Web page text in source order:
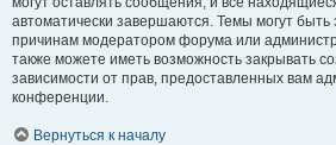
автоматически завершаются. Темы могут
причинам модератором форума или
также можете иметь возможность закрывать
зависимости от прав, предоставленных вам
конференции.
Вернуться к началу